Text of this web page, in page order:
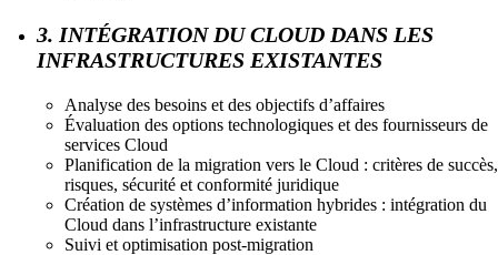
3. INTÉGRATION DU CLOUD DANS LES
INFRASTRUCTURES EXISTANTES
Analyse des besoins et des objectifs d’affaires
Évaluation des options technologiques et des fournisseurs de
services Cloud
Planification de la migration vers le Cloud : critères de succès,
risques, sécurité et conformité juridique
Création de systèmes d’information hybrides : intégration du
Cloud dans l’infrastructure existante
Suivi et optimisation post-migration